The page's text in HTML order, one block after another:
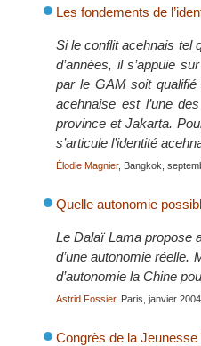
Les fondements de
Si le conflit acehnais tel
d’années, il s’appuie
par le GAM soit qualifié
acehnaise est l’une
province et Jakarta.
s’articule l’identité
Élodie Magnier, Bangkok,
Quelle autonomie
Le Dalaï Lama propose
d’une autonomie réelle.
d’autonomie la Chine
Astrid Fossier, Paris, janvier 2004
Congrès de la Jeunesse